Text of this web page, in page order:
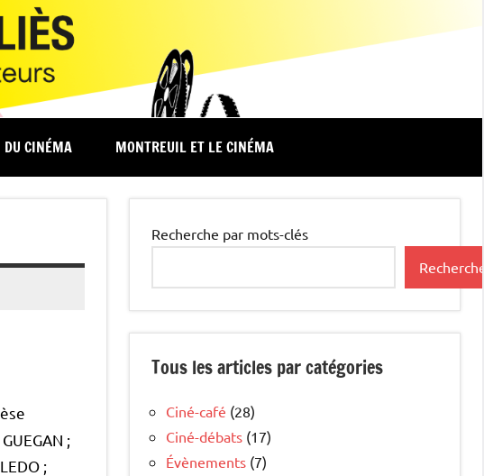
DU CINÉMA MONTREUIL ET LE CINÉMA
;
;
Recherche par mots-clés
Tous les articles par catégories
Ciné-café (28)
Ciné-débats (17)
Évènements (7)